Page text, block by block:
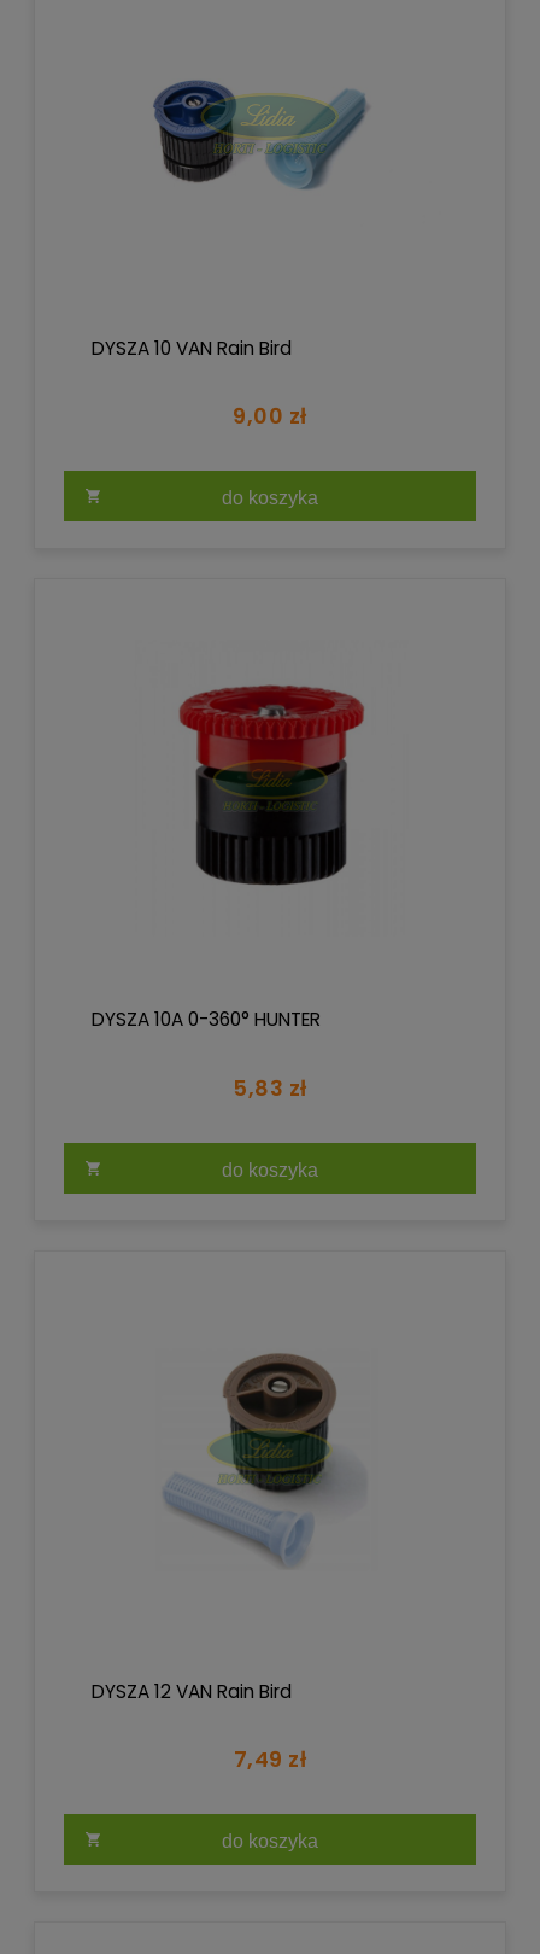
DYSZA 10 VAN Rain Bird
9,00 zł
do koszyka
DYSZA 10A 0-360° HUNTER
5,83 zł
do koszyka
DYSZA 12 VAN Rain Bird
7,49 zł
do koszyka